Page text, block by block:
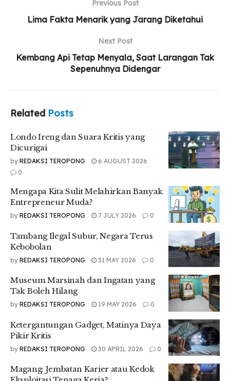
Previous Post
Lima Fakta Menarik yang Jarang Diketahui
Next Post
Kembang Api Tetap Menyala, Saat Larangan Tak
Sepenuhnya Didengar
Related Posts
Londo Ireng dan Suara Kritis yang
Dicurigai
by REDAKSI TEROPONG
6 AUGUST 2026
0
Mengapa Kita Sulit Melahirkan Banyak
Entrepreneur Muda?
by REDAKSI TEROPONG 7 JULY 2026 0
Tambang Ilegal Subur, Negara Terus
Kebobolan
by REDAKSI TEROPONG 31 MAY 2026 0
Museum Marsinah dan Ingatan yang
Tak Boleh Hilang
by REDAKSI TEROPONG 19 MAY 2026 0
Ketergantungan Gadget, Matinya Daya
Pikir Kritis
by REDAKSI TEROPONG 30 APRIL 2026 0
Magang: Jembatan Karier atau Kedok